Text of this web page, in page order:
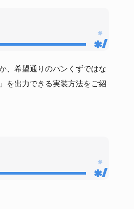
、希望通りのパンくずではな
を出力できる実装方法をご紹